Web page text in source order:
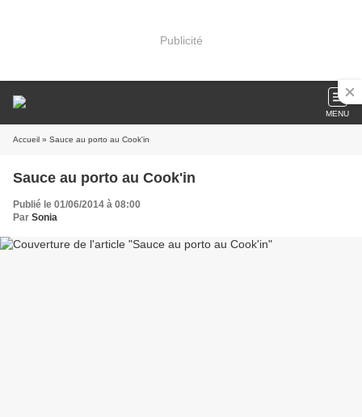
Publicité
MENU
Accueil » Sauce au porto au Cook'in
Sauce au porto au Cook'in
Publié le 01/06/2014 à 08:00
Par Sonia